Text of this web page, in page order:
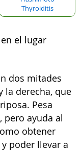
Thyroiditis
el lugar
dos mitades
la derecha, que
Pesa
pero ayuda al
obtener
poder llevar a